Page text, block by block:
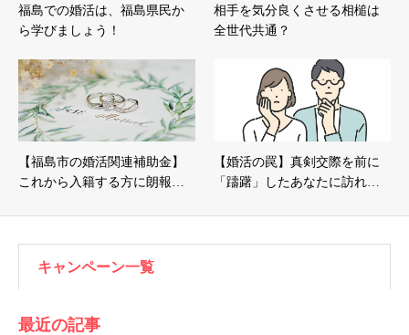
福島での婚活は、福島県民か
ら学びましょう！
相手を気分良くさせる相槌は
全世代共通？
【福島市の婚活関連補助金】
これから入籍する方に朗報…
【婚活の罠】真剣交際を前に
「躊躇」したあなたに訪れ…
キャンペーン一覧
最近の記事